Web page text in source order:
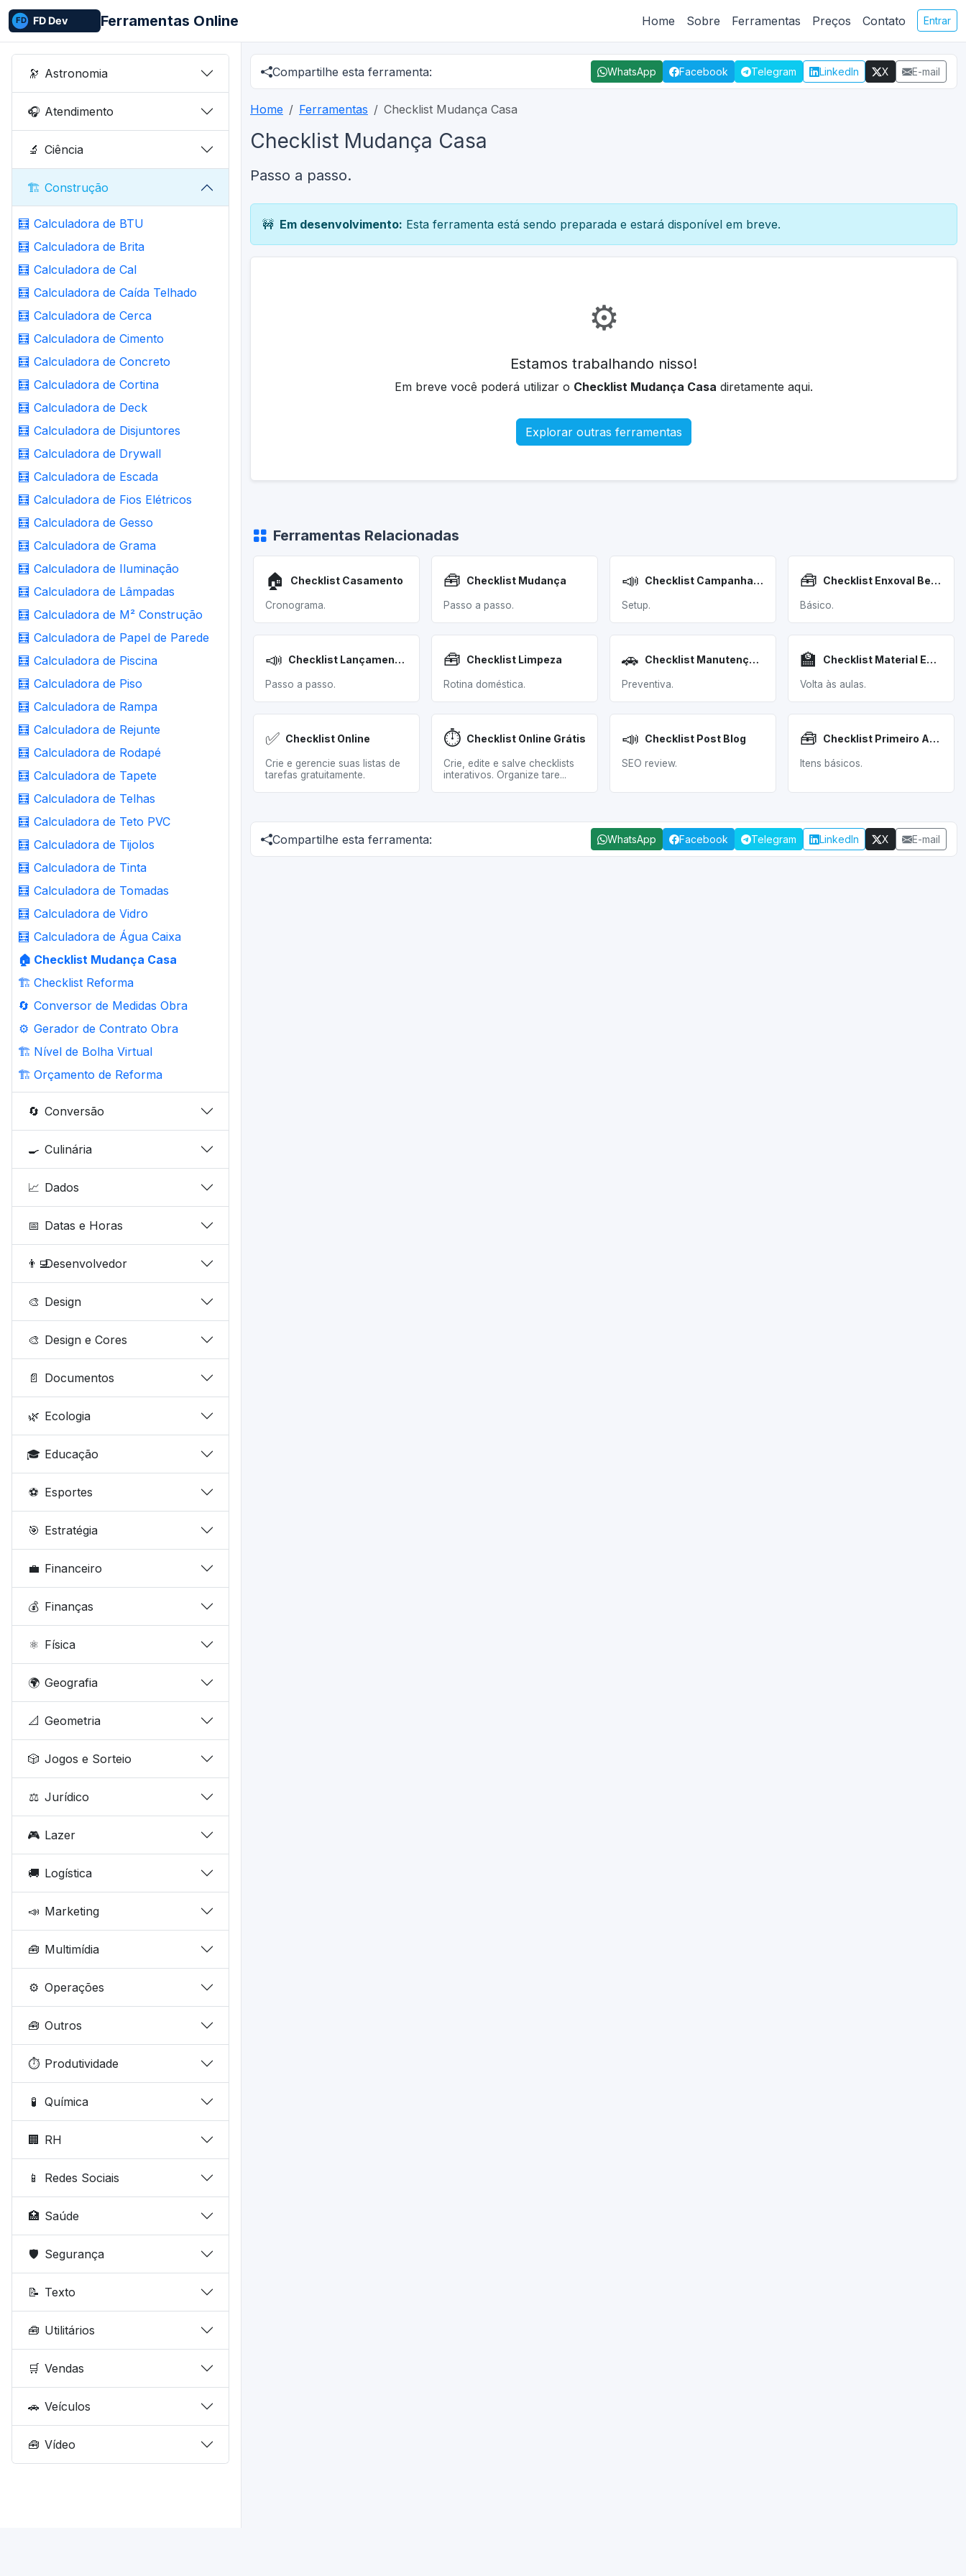
Ferramentas Online Home Sobre Ferramentas Preços Contato Entrar
🔭 Astronomia
🎧 Atendimento
🔬 Ciência
🏗️ Construção
🧮 Calculadora de BTU
🧮 Calculadora de Brita
🧮 Calculadora de Cal
🧮 Calculadora de Caída Telhado
🧮 Calculadora de Cerca
🧮 Calculadora de Cimento
🧮 Calculadora de Concreto
🧮 Calculadora de Cortina
🧮 Calculadora de Deck
🧮 Calculadora de Disjuntores
🧮 Calculadora de Drywall
🧮 Calculadora de Escada
🧮 Calculadora de Fios Elétricos
🧮 Calculadora de Gesso
🧮 Calculadora de Grama
🧮 Calculadora de Iluminação
🧮 Calculadora de Lâmpadas
🧮 Calculadora de M² Construção
🧮 Calculadora de Papel de Parede
🧮 Calculadora de Piscina
🧮 Calculadora de Piso
🧮 Calculadora de Rampa
🧮 Calculadora de Rejunte
🧮 Calculadora de Rodapé
🧮 Calculadora de Tapete
🧮 Calculadora de Telhas
🧮 Calculadora de Teto PVC
🧮 Calculadora de Tijolos
🧮 Calculadora de Tinta
🧮 Calculadora de Tomadas
🧮 Calculadora de Vidro
🧮 Calculadora de Água Caixa
🏠 Checklist Mudança Casa
🏗️ Checklist Reforma
🔄 Conversor de Medidas Obra
⚙️ Gerador de Contrato Obra
🏗️ Nível de Bolha Virtual
🏗️ Orçamento de Reforma
🔄 Conversão
🍳 Culinária
📈 Dados
📅 Datas e Horas
👨‍💻Desenvolvedor
🎨 Design
🎨 Design e Cores
📄 Documentos
🌿 Ecologia
🎓 Educação
⚽ Esportes
🎯 Estratégia
💼 Financeiro
💰 Finanças
⚛️ Física
🌍 Geografia
📐 Geometria
🎲 Jogos e Sorteio
⚖️ Jurídico
🎮 Lazer
🚚 Logística
📣 Marketing
🧰 Multimídia
⚙️ Operações
🧰 Outros
⏱️ Produtividade
🧪 Química
🏢 RH
📱 Redes Sociais
🏥 Saúde
🛡️ Segurança
📝 Texto
🧰 Utilitários
🛒 Vendas
🚗 Veículos
🧰 Vídeo
Compartilhe esta ferramenta: WhatsApp Facebook Telegram LinkedIn X E-mail
Home Ferramentas Checklist Mudança Casa
Checklist Mudança Casa
Passo a passo.
🚧 Em desenvolvimento: Esta ferramenta está sendo preparada e estará disponível em breve.
⚙️
Estamos trabalhando nisso!
Em breve você poderá utilizar o Checklist Mudança Casa diretamente aqui.
Explorar outras ferramentas
Ferramentas Relacionadas
🏠 Checklist Casamento
Cronograma.
🧰 Checklist Mudança
Passo a passo.
📣 Checklist Campanha Ads
Setup.
🧰 Checklist Enxoval Bebê
Básico.
📣 Checklist Lançamento Produto
Passo a passo.
🧰 Checklist Limpeza
Rotina doméstica.
🚗 Checklist Manutenção Veicular
Preventiva.
🏫 Checklist Material Escolar
Volta às aulas.
✅ Checklist Online
Crie e gerencie suas listas de
tarefas gratuitamente.
⏱️ Checklist Online Grátis
Crie, edite e salve checklists
interativos. Organize tare...
📣 Checklist Post Blog
SEO review.
🧰 Checklist Primeiro Apartamento
Itens básicos.
Compartilhe esta ferramenta: WhatsApp Facebook Telegram LinkedIn X E-mail